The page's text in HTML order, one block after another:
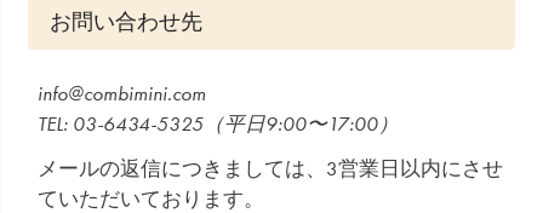
お問い合わせ先
info@combimini.com
03-6434-5325 （平日9:00〜17:00）
メールの返信につきましては、3営業日以内にさせ
ていただいております。